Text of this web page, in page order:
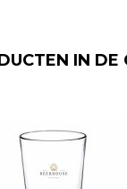
IN DE